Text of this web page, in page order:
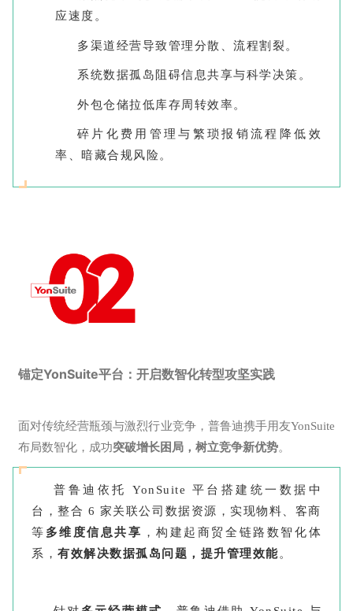
应速度。
多渠道经营导致管理分散、流程割裂。
系统数据孤岛阻碍信息共享与科学决策。
外包仓储拉低库存周转效率。
碎片化费用管理与繁琐报销流程降低效
率、暗藏合规风险。
锚定YonSuite平台：开启数智化转型攻坚实践
面对传统经营瓶颈与激烈行业竞争，普鲁迪携手用友YonSuite
布局数智化，成功突破增长困局，树立竞争新优势。
普鲁迪依托 YonSuite 平台搭建统一数据中
台，整合 6 家关联公司数据资源，实现物料、客商
等 多维度信息共享 ，构建起商贸全链路数智化体
系， 有效解决数据孤岛问题，提升管理效能。